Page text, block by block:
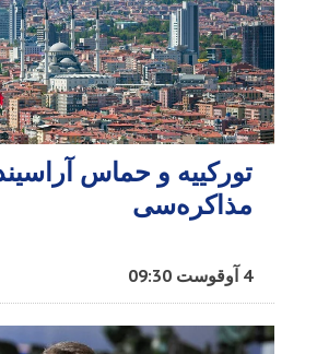
تورکییه و حماس
مذاکره‌سی
4 آوقوست 09:30